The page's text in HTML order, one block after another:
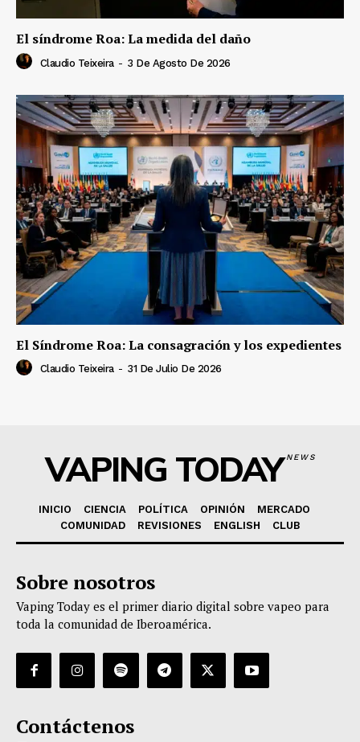
El síndrome Roa: La medida del daño
Claudio Teixeira - 3 De Agosto De 2026
El Síndrome Roa: La consagración y los expedientes
Claudio Teixeira - 31 De Julio De 2026
VAPING TODAYNEWS
INICIO CIENCIA POLÍTICA OPINIÓN
MERCADO
COMUNIDAD
REVISIONES ENGLISH CLUB
Sobre nosotros
Vaping Today es el primer diario digital sobre vapeo para
toda la comunidad de Iberoamérica.
Contáctenos